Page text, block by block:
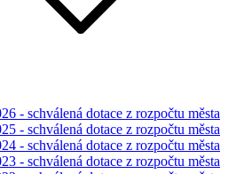
- schválená dotace z rozpočtu města
- schválená dotace z rozpočtu města
- schválená dotace z rozpočtu města
- schválená dotace z rozpočtu města